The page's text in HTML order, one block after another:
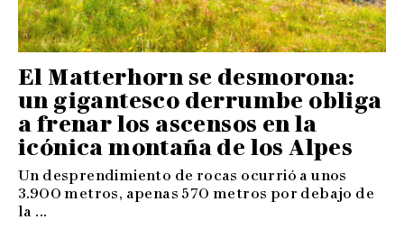
El Matterhorn se desmorona:
un gigantesco derrumbe obliga
a frenar los ascensos en la
icónica montaña de los Alpes
Un desprendimiento de rocas ocurrió a unos
3.900 metros, apenas 570 metros por debajo de
la ...